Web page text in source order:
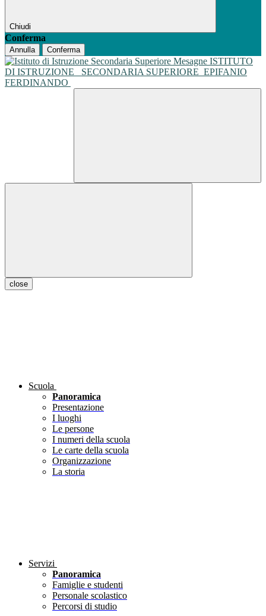
Chiudi
Conferma
Annulla Conferma
ISTITUTO
DI ISTRUZIONE
SECONDARIA SUPERIORE EPIFANIO
FERDINANDO
close
Scuola
Panoramica
Presentazione
I luoghi
Le persone
I numeri della scuola
Le carte della scuola
Organizzazione
La storia
Servizi
Panoramica
Famiglie e studenti
Personale scolastico
Percorsi di studio